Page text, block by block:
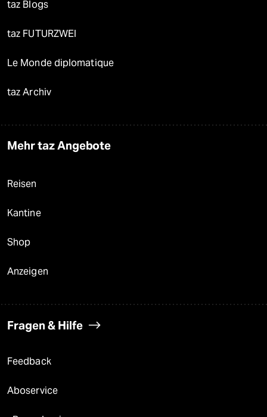
taz Blogs
taz FUTURZWEI
Le Monde diplomatique
taz Archiv
Mehr taz Angebote
Reisen
Kantine
Shop
Anzeigen
Fragen & Hilfe
Feedback
Aboservice